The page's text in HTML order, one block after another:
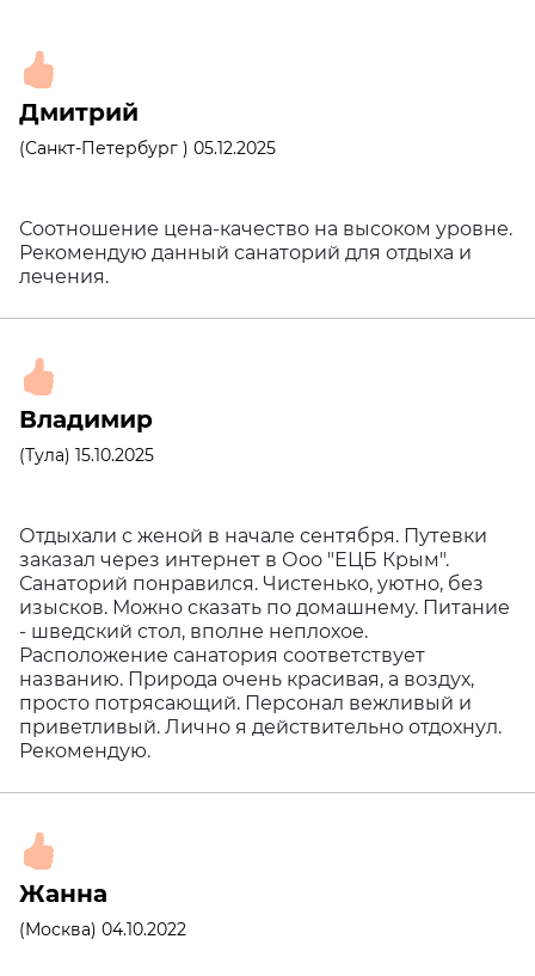
Дмитрий
(Санкт-Петербург ) 05.12.2025
Соотношение цена-качество на высоком уровне.
Рекомендую данный санаторий для отдыха и
лечения.
Владимир
(Тула) 15.10.2025
Отдыхали с женой в начале сентября. Путевки
заказал через интернет в Ооо "ЕЦБ Крым".
Санаторий понравился. Чистенько, уютно, без
изысков. Можно сказать по домашнему. Питание
- шведский стол, вполне неплохое.
Расположение санатория соответствует
названию. Природа очень красивая, а воздух,
просто потрясающий. Персонал вежливый и
приветливый. Лично я действительно отдохнул.
Рекомендую.
Жанна
(Москва) 04.10.2022